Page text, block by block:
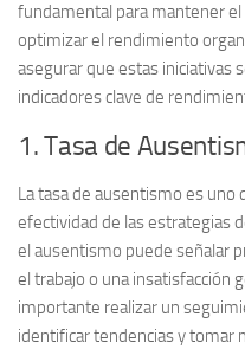
fundamental para mantener
optimizar el rendimiento
asegurar que estas iniciativas
indicadores clave de
1. Tasa de
Latasa de ausentismo es uno
efectividad de las estrategias
el ausentismo puede señalar
el trabajo o una insatisfacción
importante realizar un
identificar tendencias y tomar